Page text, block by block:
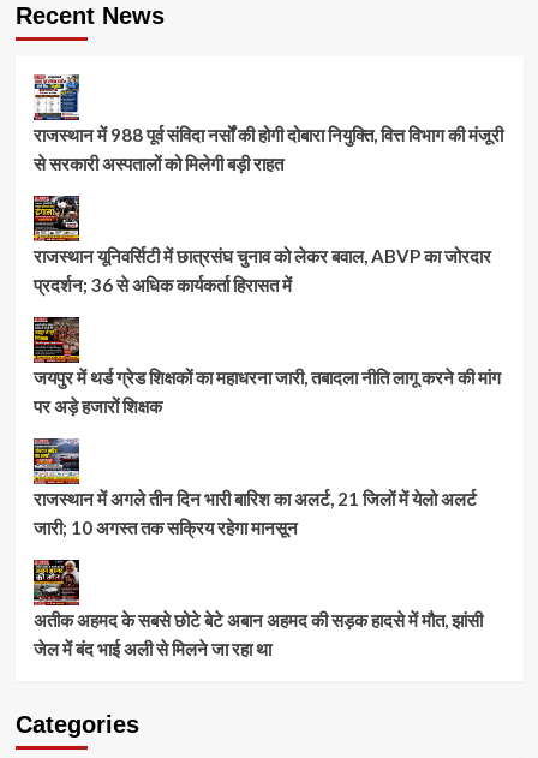
Recent News
राजस्थान में 988 पूर्व संविदा नर्सों की होगी दोबारा नियुक्ति, वित्त विभाग की मंजूरी
से सरकारी अस्पतालों को मिलेगी बड़ी राहत
राजस्थान यूनिवर्सिटी में छात्रसंघ चुनाव को लेकर बवाल, ABVP का जोरदार
प्रदर्शन; 36 से अधिक कार्यकर्ता हिरासत में
जयपुर में थर्ड ग्रेड शिक्षकों का महाधरना जारी, तबादला नीति लागू करने की मांग
पर अड़े हजारों शिक्षक
राजस्थान में अगले तीन दिन भारी बारिश का अलर्ट, 21 जिलों में येलो अलर्ट
जारी; 10 अगस्त तक सक्रिय रहेगा मानसून
अतीक अहमद के सबसे छोटे बेटे अबान अहमद की सड़क हादसे में मौत, झांसी
जेल में बंद भाई अली से मिलने जा रहा था
Categories